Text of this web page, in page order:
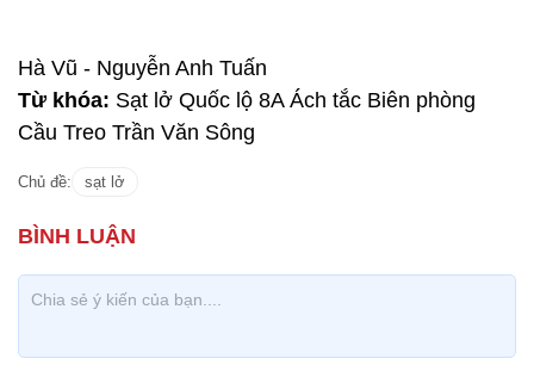
Hà Vũ - Nguyễn Anh Tuấn
Từ khóa: Sạt lở Quốc lộ 8A Ách tắc Biên phòng
Cầu Treo Trần Văn Sông
Chủ đề: sạt lở